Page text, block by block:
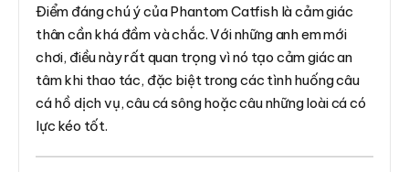
Điểm đáng chú ý của Phantom Catfish là cảm giác
thân cần khá đầm và chắc. Với những anh em mới
chơi, điều này rất quan trọng vì nó tạo cảm giác an
tâm khi thao tác, đặc biệt trong các tình huống câu
cá hồ dịch vụ, câu cá sông hoặc câu những loài cá có
lực kéo tốt.